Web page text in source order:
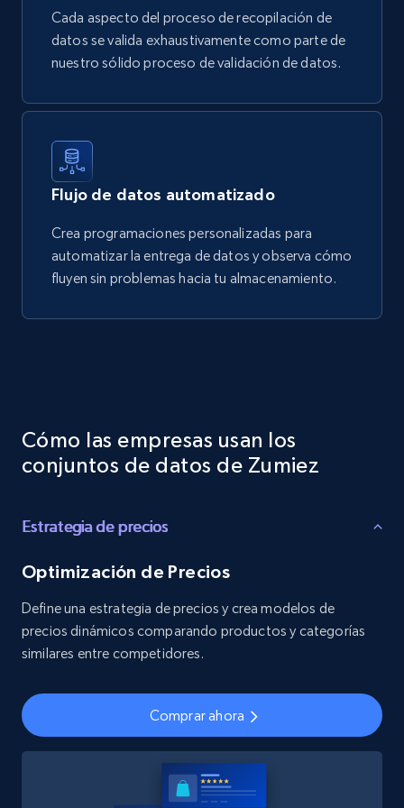
Cada aspecto del proceso de recopilación de
datos se valida exhaustivamente como parte de
nuestro sólido proceso de validación de datos.
Flujo de datos automatizado
Crea programaciones personalizadas para
automatizar la entrega de datos y observa cómo
fluyen sin problemas hacia tu almacenamiento.
Cómo las empresas usan los
conjuntos de datos de Zumiez
Estrategia de precios
Optimización de Precios
Define una estrategia de precios y crea modelos de
precios dinámicos comparando productos y categorías
similares entre competidores.
Comprar ahora